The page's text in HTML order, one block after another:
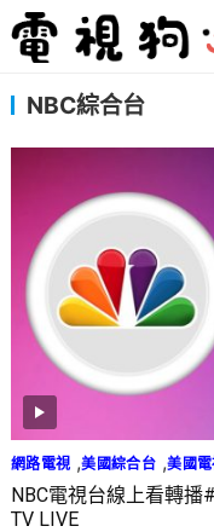
NBC綜合台
網路電視 ,美國綜合台 ,美國
NBC電視台線上看轉播
TV LIVE